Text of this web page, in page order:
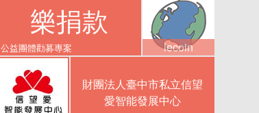
樂捐款
公益團體勸募專案 lecoin
財團法人臺中市私立信望
愛智能發展中心